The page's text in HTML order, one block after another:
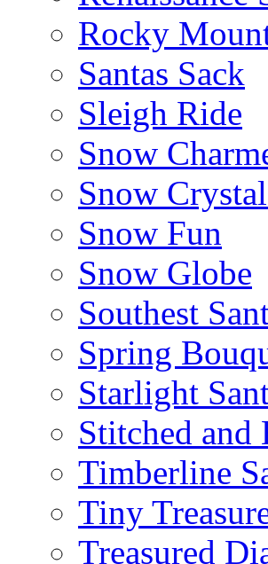
Rocky
Santas Sack
Sleigh Ride
Snow
Snow
Snow Fun
Snow Globe
Southest
Spring
Starlight
Stitched and
Timberline
Tiny
Treasured